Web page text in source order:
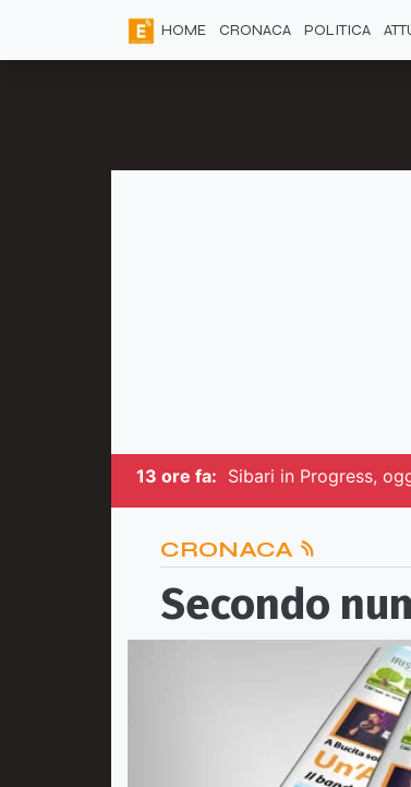
HOME CRONACA POLITICA
13 ore fa: Sibari in Progress,
CRONACA
Secondo